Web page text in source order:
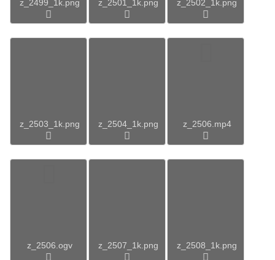
z_2499_1k.png z_2501_1k.png z_2502_1k.png
z_2503_1k.png z_2504_1k.png z_2506.mp4
z_2506.ogv z_2507_1k.png z_2508_1k.png